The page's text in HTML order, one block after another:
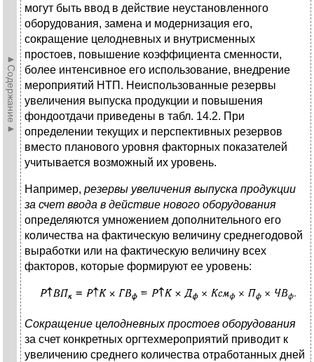
►Содержание►
могут быть ввод в действие неустановленного
оборудования, замена и модернизация его,
сокращение целодневных и внутрисменных
простоев, повышение коэффициента сменности,
более интенсивное его использование, внедрение
мероприятий НТП. Неиспользованные резервы
увеличения выпуска продукции и повышения
фондоотдачи приведены в табл. 14.2. При
определении текущих и перспективных резервов
вместо планового уровня факторных показателей
учитывается возможный их уровень.
Например, резервы увеличения выпуска продукции
за счет ввода в действие нового оборудования
определяются умножением дополнительного его
количества на фактическую величину среднегодовой
выработки или на фактическую величину всех
факторов, которые формируют ее уровень:
Сокращение целодневных простоев оборудования
за счет конкретных оргтехмероприятий приводит к
увеличению среднего количества отработанных дней